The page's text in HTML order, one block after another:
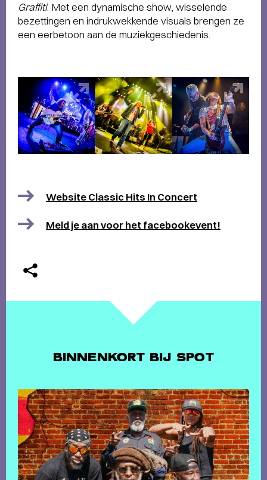
Graffiti. Met een dynamische show, wisselende
bezettingen en indrukwekkende visuals brengen ze
een eerbetoon aan de muziekgeschiedenis.
Website Classic Hits In Concert
Meld je aan voor het facebookevent!
BINNENKORT BIJ SPOT